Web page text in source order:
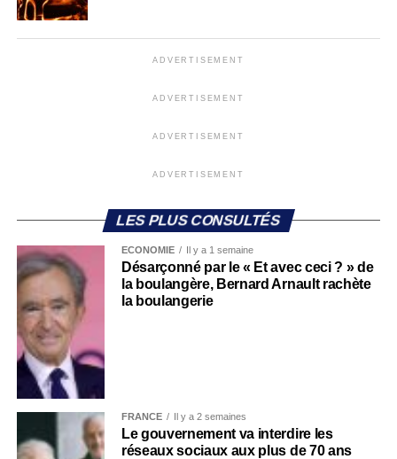
ADVERTISEMENT
ADVERTISEMENT
ADVERTISEMENT
ADVERTISEMENT
LES PLUS CONSULTÉS
ECONOMIE Il y a 1 semaine
Désarçonné par le « Et avec ceci ? » de
la boulangère, Bernard Arnault rachète
la boulangerie
FRANCE Il y a 2 semaines
Le gouvernement va interdire les
réseaux sociaux aux plus de 70 ans